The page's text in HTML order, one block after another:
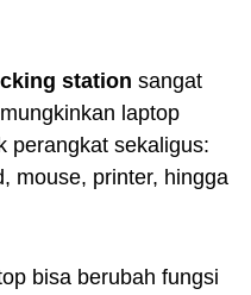
station sangat
laptop
perangkat sekaligus:
mouse, printer, hingga
bisa berubah fungsi